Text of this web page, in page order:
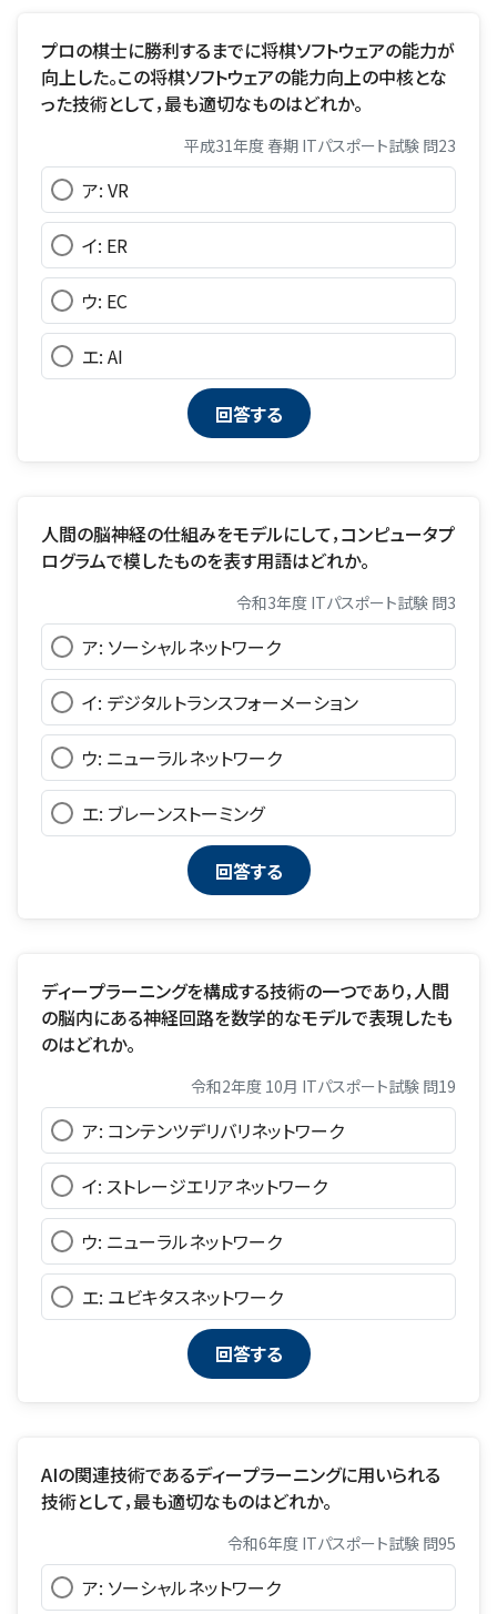
プロの棋士に勝利するまでに将棋ソフトウェアの能力が
向上した。この将棋ソフトウェアの能力向上の中核とな
った技術として，最も適切なものはどれか。
平成31年度 春期 ITパスポート試験 問23
ア: VR
イ: ER
ウ: EC
エ: AI
人間の脳神経の仕組みをモデルにして，コンピュータプ
ログラムで模したものを表す用語はどれか。
令和3年度 ITパスポート試験 問3
ア: ソーシャルネットワーク
イ: デジタルトランスフォーメーション
ウ: ニューラルネットワーク
エ: ブレーンストーミング
ディープラーニングを構成する技術の一つであり，人間
の脳内にある神経回路を数学的なモデルで表現したも
のはどれか。
令和2年度 10月 ITパスポート試験 問19
ア: コンテンツデリバリネットワーク
イ: ストレージエリアネットワーク
ウ: ニューラルネットワーク
エ: ユビキタスネットワーク
AIの関連技術であるディープラーニングに用いられる
技術として，最も適切なものはどれか。
令和6年度 ITパスポート試験 問95
ア: ソーシャルネットワーク